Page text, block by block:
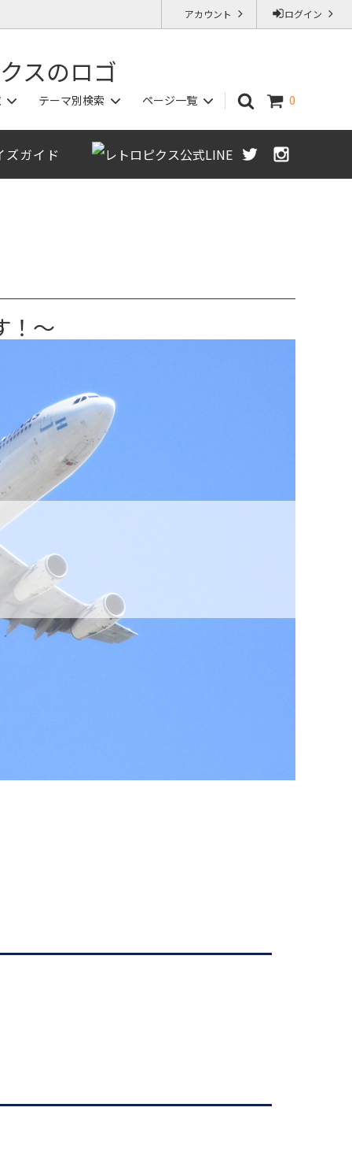
ログイン
アカウント
0
カットソー/ポロシャツ
テーマ別検索
秋物アイテム
ページ一覧
ジャストサイズ保証（返品交換OK）
ズガイド
！～